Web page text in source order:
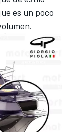
es un poco